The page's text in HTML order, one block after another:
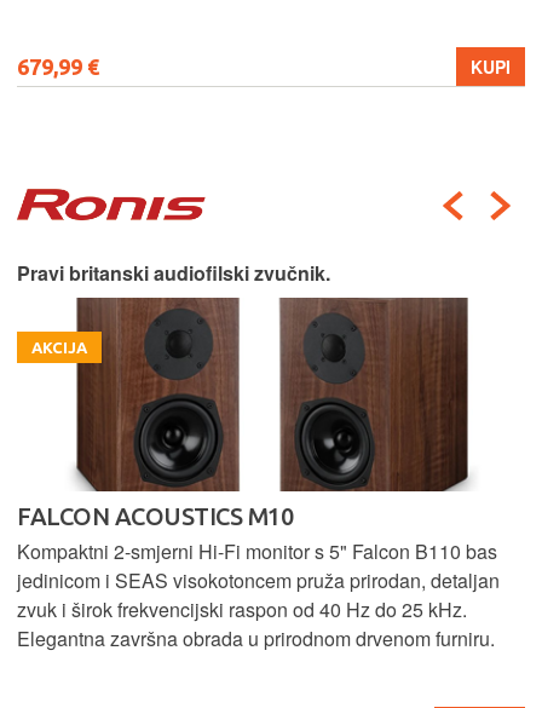
679,99 € KUPI
Pravi britanski audiofilski zvučnik.
AKCIJA
FALCON ACOUSTICS M10
Kompaktni 2-smjerni Hi-Fi monitor s 5" Falcon B110 bas
jedinicom i SEAS visokotoncem pruža prirodan, detaljan
zvuk i širok frekvencijski raspon od 40 Hz do 25 kHz.
Elegantna završna obrada u prirodnom drvenom furniru.